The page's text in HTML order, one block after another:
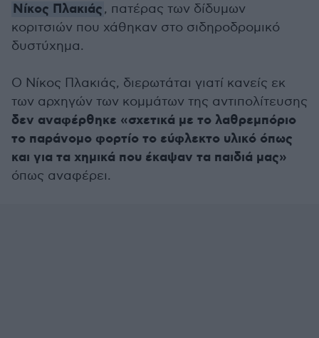
Νίκος Πλακιάς, πατέρας των δίδυμων
κοριτσιών που χάθηκαν στο σιδηροδρομικό
δυστύχημα.
Ο Νίκος Πλακιάς, διερωτάται γιατί κανείς εκ
των αρχηγών των κομμάτων της αντιπολίτευσης
δεν αναφέρθηκε «σχετικά με το λαθρεμπόριο
το παράνομο φορτίο το εύφλεκτο υλικό όπως
και για τα χημικά που έκαψαν τα παιδιά μας»
όπως αναφέρει.